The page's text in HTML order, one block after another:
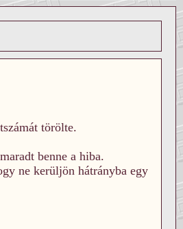
törölte.
benne a hiba.
ne kerüljön hátrányba egy